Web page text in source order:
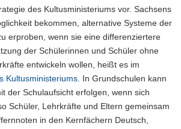
des Kultusministeriums vor. Sachsens
bekommen, alternative Systeme der
erproben, wenn sie eine differenziertere
der Schülerinnen und Schüler ohne
entwickeln wollen, heißt es im
Kultusministeriums . In Grundschulen kann
der Schulaufsicht erfolgen, wenn sich
Schüler, Lehrkräfte und Eltern gemeinsam
in den Kernfächern Deutsch,